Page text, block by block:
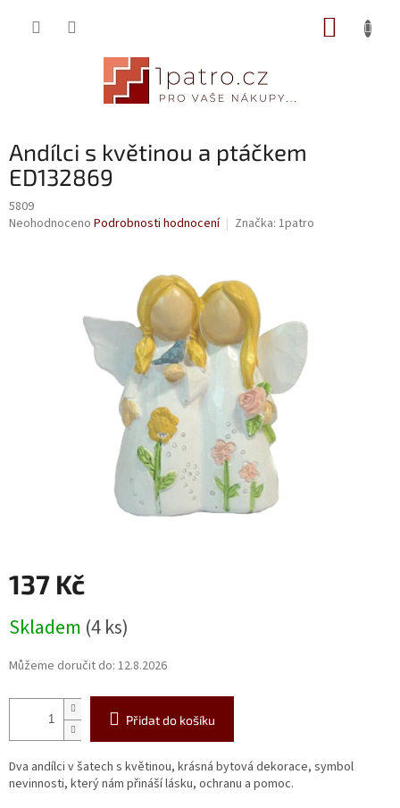
Andílci s květinou a ptáčkem
ED132869
5809
Průměrné
Neohodnoceno Podrobnosti hodnocení Značka: 1patro
137 Kč
cena:
Skladem (4 ks)
Můžeme doručit do: 12.8.2026
Přidat do košíku
Dva andílci v šatech s květinou, krásná bytová dekorace, symbol
nevinnosti, který nám přináší lásku, ochranu a pomoc.